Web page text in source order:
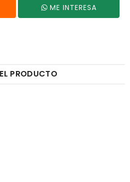
ME INTERESA
PRODUCTO